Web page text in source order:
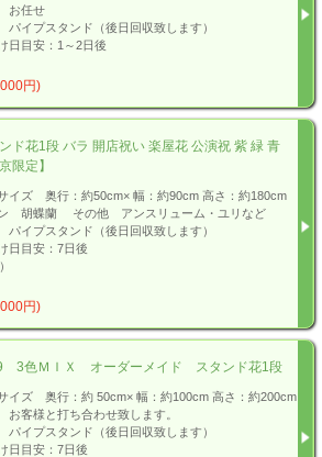
お任せ
イプスタンド（後日回収致します）
日目安：1～2日後
円)
ド花1段 バラ 開店祝い 楽屋花 公演祝 紫 緑 青
限定】
イズ 奥行：約50cm× 幅：約90cm 高さ：約180cm
ン 胡蝶蘭 その他 アンスリューム・ユリなど
イプスタンド（後日回収致します）
日目安：7日後
円)
3色ＭＩＸ オーダーメイド スタンド花1段
イズ 奥行：約 50cm× 幅：約100cm 高さ：約200cm
客様と打ち合わせ致します。
イプスタンド（後日回収致します）
日目安：7日後